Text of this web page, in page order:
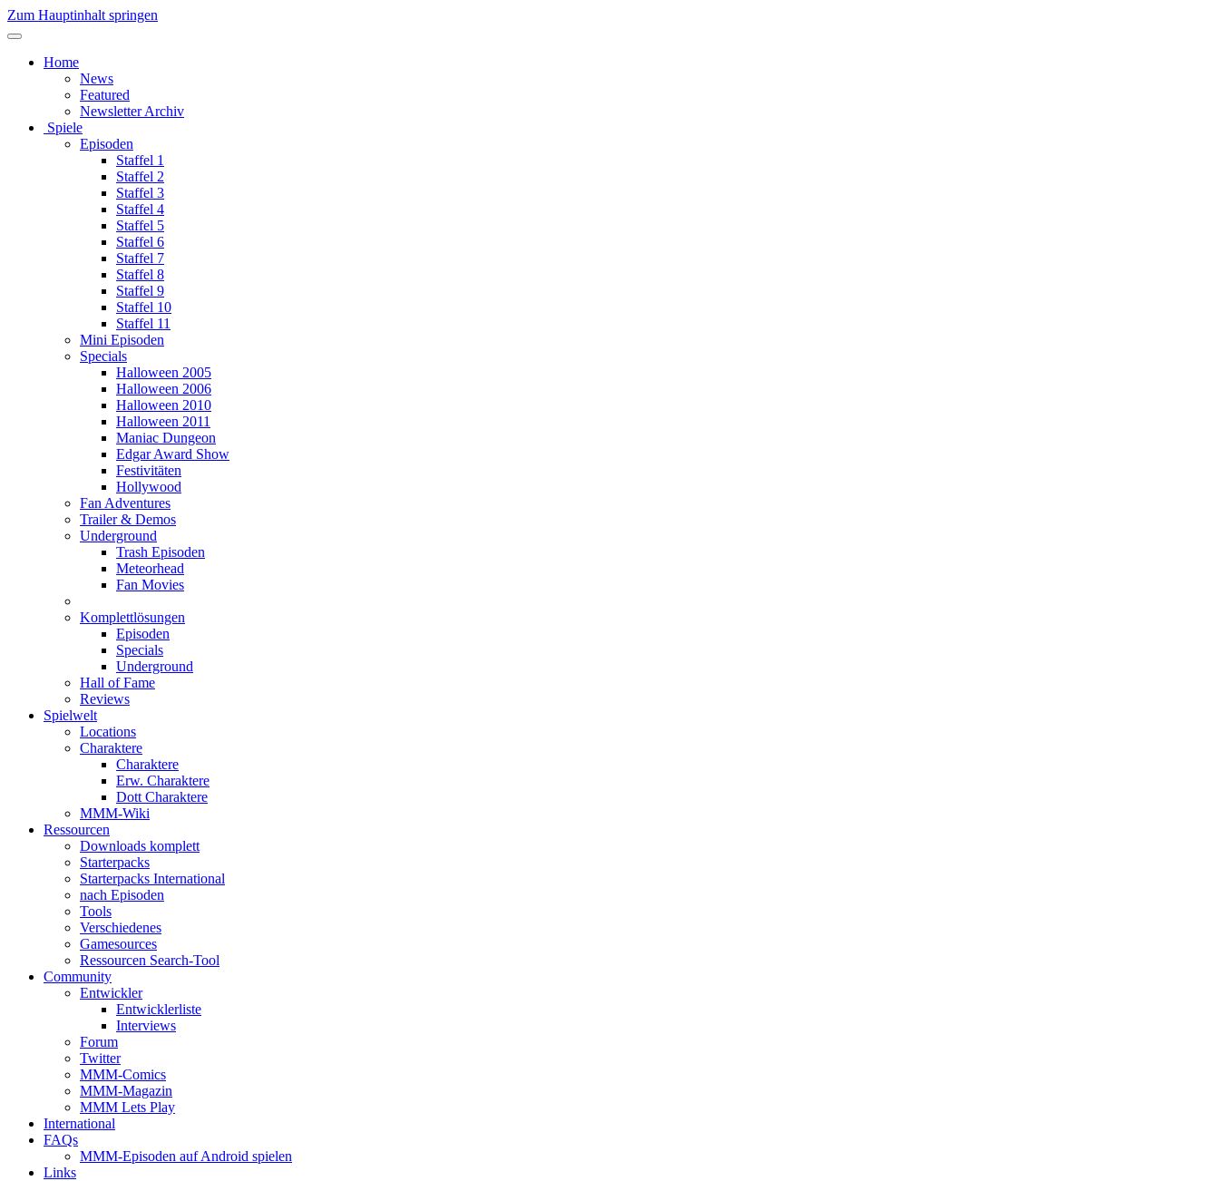
Zum Hauptinhalt springen
Home
News
Featured
Newsletter Archiv
Spiele
Episoden
Staffel 1
Staffel 2
Staffel 3
Staffel 4
Staffel 5
Staffel 6
Staffel 7
Staffel 8
Staffel 9
Staffel 10
Staffel 11
Mini Episoden
Specials
Halloween 2005
Halloween 2006
Halloween 2010
Halloween 2011
Maniac Dungeon
Edgar Award Show
Festivitäten
Hollywood
Fan Adventures
Trailer & Demos
Underground
Trash Episoden
Meteorhead
Fan Movies
Komplettlösungen
Episoden
Specials
Underground
Hall of Fame
Reviews
Spielwelt
Locations
Charaktere
Charaktere
Erw. Charaktere
Dott Charaktere
MMM-Wiki
Ressourcen
Downloads komplett
Starterpacks
Starterpacks International
nach Episoden
Tools
Verschiedenes
Gamesources
Ressourcen Search-Tool
Community
Entwickler
Entwicklerliste
Interviews
Forum
Twitter
MMM-Comics
MMM-Magazin
MMM Lets Play
International
FAQs
MMM-Episoden auf Android spielen
Links